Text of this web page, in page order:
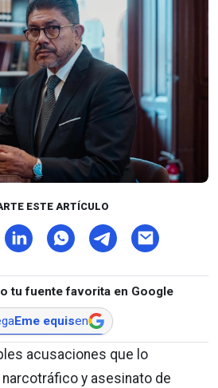
ESTE ARTÍCULO
tu fuente favorita en Google
Eme equisen
acusaciones que lo
y asesinato de